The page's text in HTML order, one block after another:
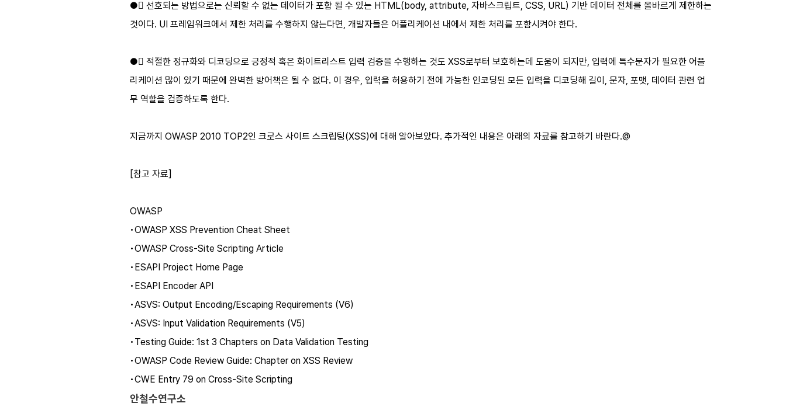
● 선호되는 방법으로는 신뢰할 수 없는 데이터가 포함 될 수 있는 HTML(body, attribute, 자바스크립트, CSS, URL) 기반 데이터 전체를 올바르게 제한하는
것이다. UI 프레임워크에서 제한 처리를 수행하지 않는다면, 개발자들은 어플리케이션 내에서 제한 처리를 포함시켜야 한다.
● 적절한 정규화와 디코딩으로 긍정적 혹은 화이트리스트 입력 검증을 수행하는 것도 XSS로부터 보호하는데 도움이 되지만, 입력에 특수문자가 필요한 어플
리케이션 많이 있기 때문에 완벽한 방어책은 될 수 없다. 이 경우, 입력을 허용하기 전에 가능한 인코딩된 모든 입력을 디코딩해 길이, 문자, 포맷, 데이터 관련 업
무 역할을 검증하도록 한다.
지금까지 OWASP 2010 TOP2인 크로스 사이트 스크립팅(XSS)에 대해 알아보았다. 추가적인 내용은 아래의 자료를 참고하기 바란다.@
[참고 자료]
OWASP
•OWASP XSS Prevention Cheat Sheet
•OWASP Cross-Site Scripting Article
•ESAPI Project Home Page
•ESAPI Encoder API
•ASVS: Output Encoding/Escaping Requirements (V6)
•ASVS: Input Validation Requirements (V5)
•Testing Guide: 1st 3 Chapters on Data Validation Testing
•OWASP Code Review Guide: Chapter on XSS Review
•CWE Entry 79 on Cross-Site Scripting
안철수연구소